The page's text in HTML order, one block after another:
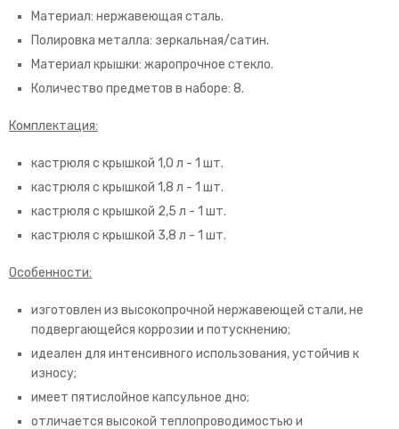
Материал: нержавеющая сталь.
Полировка металла: зеркальная/сатин.
Материал крышки: жаропрочное стекло.
Количество предметов в наборе: 8.
Комплектация:
кастрюля с крышкой 1,0 л - 1 шт.
кастрюля с крышкой 1,8 л - 1 шт.
кастрюля с крышкой 2,5 л - 1 шт.
кастрюля с крышкой 3,8 л - 1 шт.
Особенности:
изготовлен из высокопрочной нержавеющей стали, не
подвергающейся коррозии и потускнению;
идеален для интенсивного использования, устойчив к
износу;
имеет пятислойное капсульное дно;
отличается высокой теплопроводимостью и